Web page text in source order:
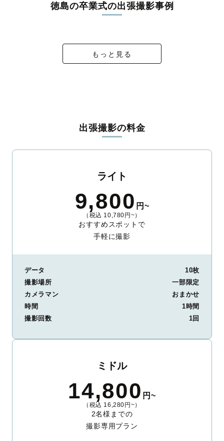
料金は全国どこでも一律。わかりやすく安心の価格設定です。オ
リジナルの研修と厳正な審査に合格し、撮影技術やホスピタリテ
出会えます。まずは、ラブグラフの撮影事例
徳島の卒業式の出張撮影事例
もっと見る
出張撮影の料金
ライト
9,800 円~
（税込 10,780円~）
おすすめスポットで
手軽に撮影
データ
10枚
撮影場所
一部限定
カメラマン
おまかせ
時間
1時間
撮影回数
1回
ミドル
14,800 円~
（税込 16,280円~）
2名様までの
撮影専用プラン